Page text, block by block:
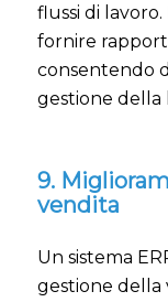
flussi di
fornire
consentendo
gestione della
9.
vendita
Un sistema
gestione della